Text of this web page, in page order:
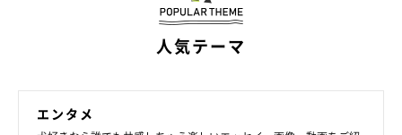
人気テーマ
エンタメ